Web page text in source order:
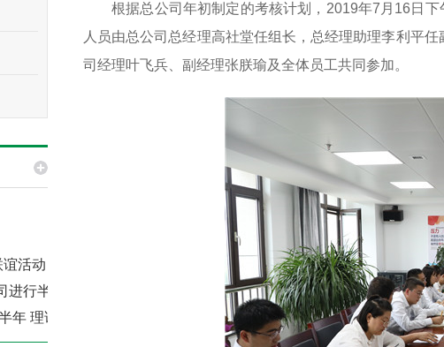
谊活动
行半年工作考核
年 理论知识考试活动
根据总公司年初制定的考核计划，2019年7月16日
人员由总公司总经理高社堂任组长，总经理助理李利平
司经理叶飞兵、副经理张朕瑜及全体员工共同参加。